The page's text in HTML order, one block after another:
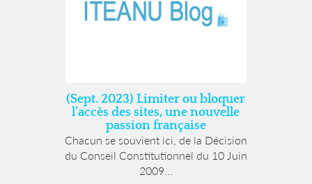
(Sept. 2023) Limiter ou bloquer
l’accès des sites, une nouvelle
passion française
Chacun se souvient ici, de la Décision
du Conseil Constitutionnel du 10 Juin
2009...